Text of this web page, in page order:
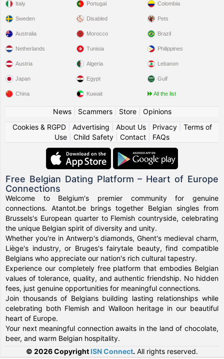
Italy
Sweden
Portugal
Disabled
Colombia
Pets
Australia
Netherlands
Austria
Japan
China
Morocco
Tunisia
Algeria
Egypt
Kuwait
Brazil
Philippines
Lebanon
Gulf
All the list
News| Scammers| Store| Opinions
Cookies & RGPD| Advertising About Us| Privacy| Terms of
Use
Child Safety Contact FAQs
Free Belgian Dating Platform – Heart of Europe
Connections
Welcome to Belgium's premier community for genuine
connections. Atantot.be brings together Belgian singles from
Brussels's European quarter to Flemish countryside, celebrating
the unique Belgian spirit of diversity and unity.
Whether you're in Antwerp's diamonds, Ghent's medieval charm,
Liège's industry, or Bruges's fairytale beauty, find compatible
Belgians who appreciate our nation's rich cultural tapestry.
Experience our completely free platform that embodies Belgian
values of tolerance, quality, and authentic friendship. No hidden
fees, just genuine opportunities for meaningful connections.
Join thousands of Belgians building lasting relationships while
celebrating both Flemish and Walloon heritage in our beautiful
heart of Europe.
Your next meaningful connection awaits in the land of chocolate,
beer, and warm Belgian hospitality.
© 2026 Copyright ISN Connect. All rights reserved.